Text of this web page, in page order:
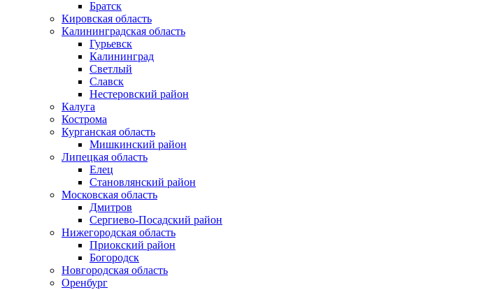
Братск
Кировская область
Калининградская область
Гурьевск
Калининград
Светлый
Славск
Нестеровский район
Калуга
Кострома
Курганская область
Мишкинский район
Липецкая область
Елец
Становлянский район
Московская область
Дмитров
Сергиево-Посадский район
Нижегородская область
Приокский район
Богородск
Новгородская область
Оренбург